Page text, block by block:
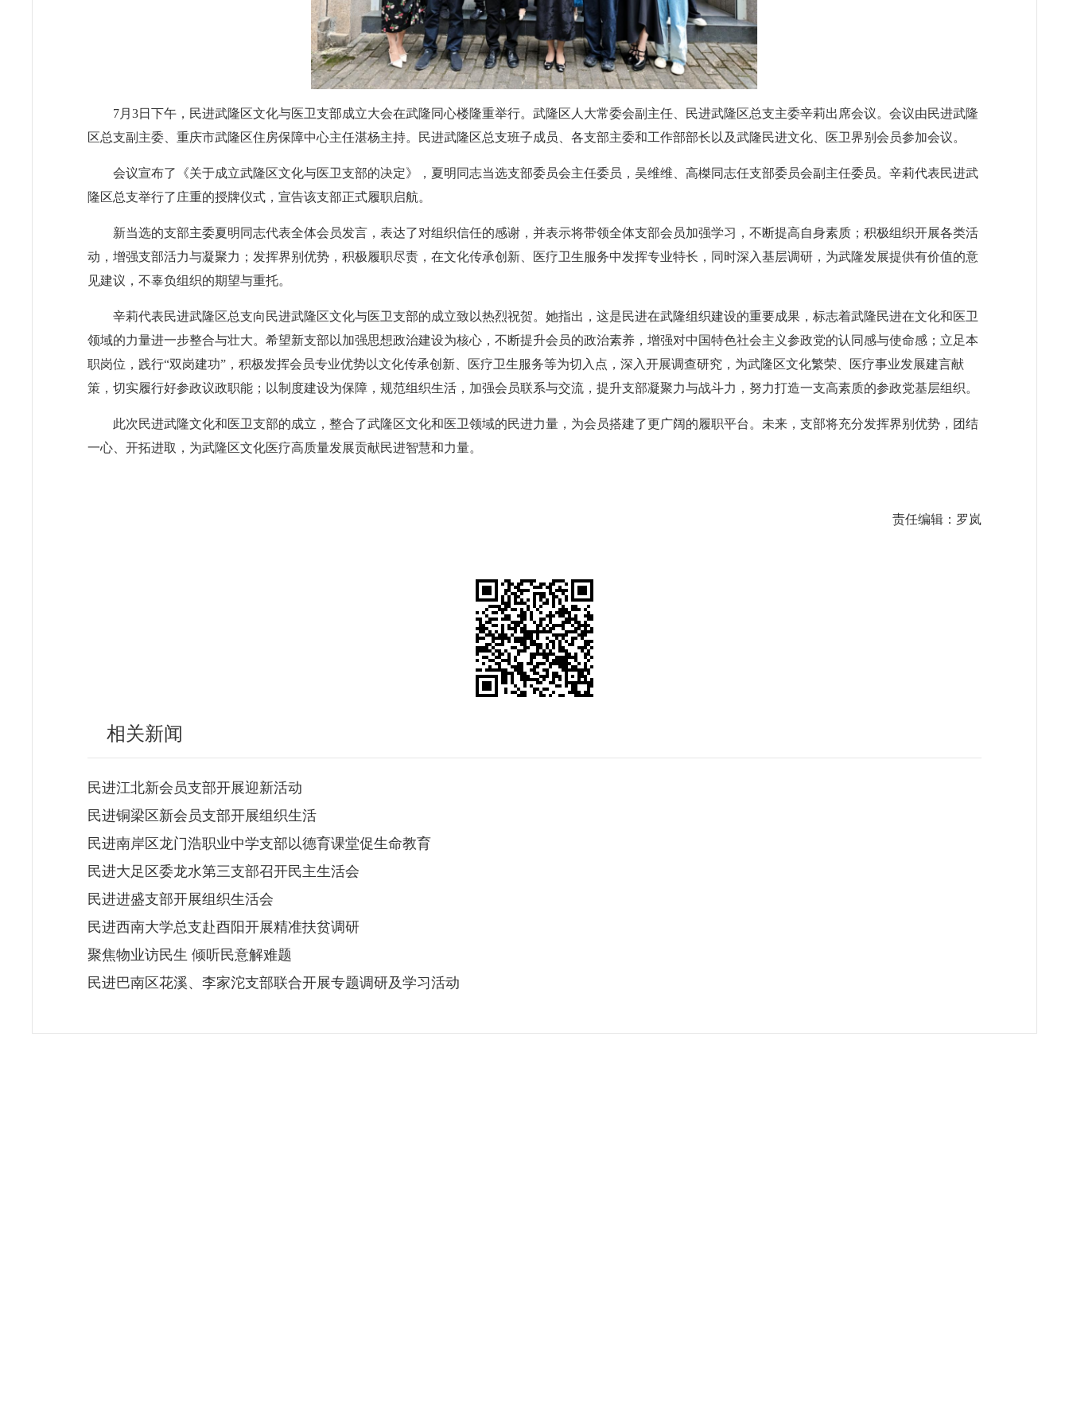
7月3日下午，民进武隆区文化与医卫支部成立大会在武隆同心楼隆重举行。武隆区人大常委会副主任、民进武隆区总支主委辛莉出席会议。会议由民进武隆
区总支副主委、重庆市武隆区住房保障中心主任湛杨主持。民进武隆区总支班子成员、各支部主委和工作部部长以及武隆民进文化、医卫界别会员参加会议。
会议宣布了《关于成立武隆区文化与医卫支部的决定》，夏明同志当选支部委员会主任委员，吴维维、高榤同志任支部委员会副主任委员。辛莉代表民进武
隆区总支举行了庄重的授牌仪式，宣告该支部正式履职启航。
新当选的支部主委夏明同志代表全体会员发言，表达了对组织信任的感谢，并表示将带领全体支部会员加强学习，不断提高自身素质；积极组织开展各类活
动，增强支部活力与凝聚力；发挥界别优势，积极履职尽责，在文化传承创新、医疗卫生服务中发挥专业特长，同时深入基层调研，为武隆发展提供有价值的意
见建议，不辜负组织的期望与重托。
辛莉代表民进武隆区总支向民进武隆区文化与医卫支部的成立致以热烈祝贺。她指出，这是民进在武隆组织建设的重要成果，标志着武隆民进在文化和医卫
领域的力量进一步整合与壮大。希望新支部以加强思想政治建设为核心，不断提升会员的政治素养，增强对中国特色社会主义参政党的认同感与使命感；立足本
职岗位，践行“双岗建功”，积极发挥会员专业优势以文化传承创新、医疗卫生服务等为切入点，深入开展调查研究，为武隆区文化繁荣、医疗事业发展建言献
策，切实履行好参政议政职能；以制度建设为保障，规范组织生活，加强会员联系与交流，提升支部凝聚力与战斗力，努力打造一支高素质的参政党基层组织。
此次民进武隆文化和医卫支部的成立，整合了武隆区文化和医卫领域的民进力量，为会员搭建了更广阔的履职平台。未来，支部将充分发挥界别优势，团结
一心、开拓进取，为武隆区文化医疗高质量发展贡献民进智慧和力量。
责任编辑：罗岚
相关新闻
民进江北新会员支部开展迎新活动
民进铜梁区新会员支部开展组织生活
民进南岸区龙门浩职业中学支部以德育课堂促生命教育
民进大足区委龙水第三支部召开民主生活会
民进进盛支部开展组织生活会
民进西南大学总支赴酉阳开展精准扶贫调研
聚焦物业访民生 倾听民意解难题
民进巴南区花溪、李家沱支部联合开展专题调研及学习活动